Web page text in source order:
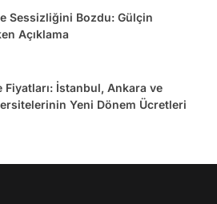
Sessizliğini Bozdu: Gülçin
Açıklama
İstanbul, Ankara ve
Yeni Dönem Ücretleri